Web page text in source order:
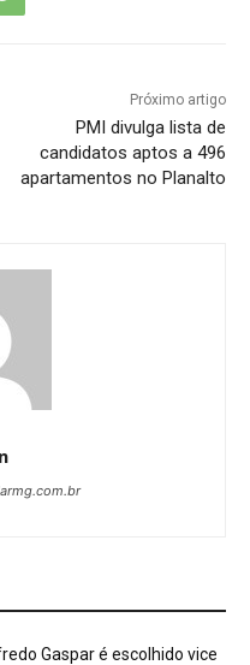
Próximo artigo
PMI divulga lista de
candidatos aptos a 496
apartamentos no Planalto
Gaspar é escolhido vice